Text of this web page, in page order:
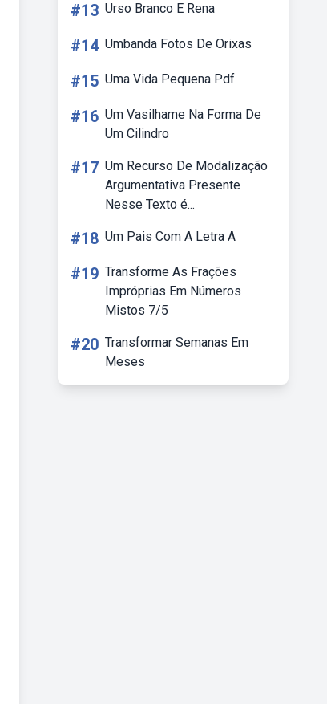
#13 Urso Branco E Rena
#14 Umbanda Fotos De Orixas
#15 Uma Vida Pequena Pdf
#16 Um Vasilhame Na Forma De
Um Cilindro
#17 Um Recurso De Modalização
Argumentativa Presente
Nesse Texto é...
#18 Um Pais Com A Letra A
#19 Transforme As Frações
Impróprias Em Números
Mistos 7/5
#20 Transformar Semanas Em
Meses